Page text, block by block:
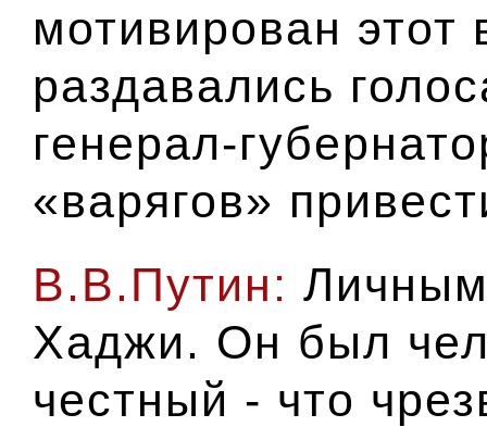
мотивирован этот
раздавались
генерал-
«варягов»
В.В.Путин:
Хаджи. Он был
честный - что